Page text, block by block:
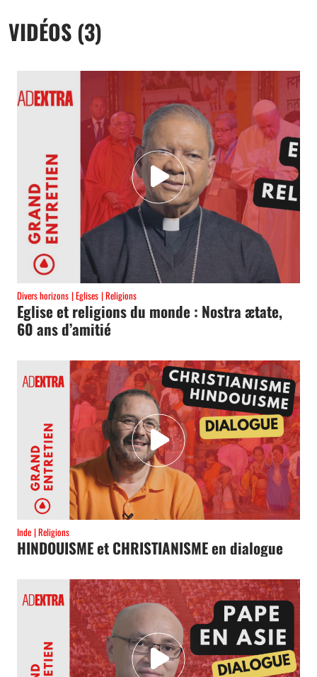
VIDÉOS (3)
Divers horizons Eglises Religions
Eglise et religions du monde : Nostra ætate,
60 ans d’amitié
Inde Religions
HINDOUISME et CHRISTIANISME en dialogue